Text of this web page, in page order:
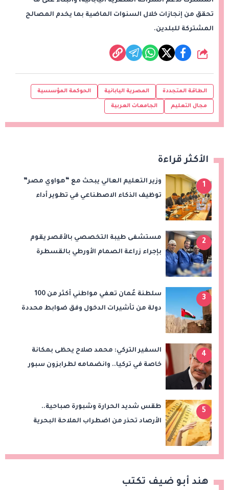
تحقق من إنجازات خلال السنوات الماضية بما يخدم المصالح
المشتركة للبلدين.
شارك
الطاقة المتجددة المصرية اليابانية الحوكمة المؤسسية
مجال التعليم الجامعات العربية
الأكثر قراءة
1
وزير التعليم العالي يبحث مع “هواوي مصر”
توظيف الذكاء الاصطناعي في تطوير أداء
2
مستشفى طيبة التخصصي بالأقصر يقوم
بإجراء زراعة الصمام الأورطي بالقسطرة
3
سلطنة عُمان تعفي مواطني أكثر من 100
دولة من تأشيرات الدخول وفق ضوابط محددة
4
السفير التركي: محمد صلاح يحظى بمكانة
خاصة في تركيا.. وانضمامه لطرابزون سبور
5
طقس شديد الحرارة وشبورة صباحية..
الأرصاد تحذر من اضطراب الملاحة البحرية
هند أبو ضيف تكتب